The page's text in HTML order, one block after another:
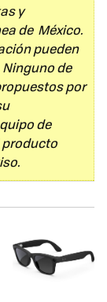
y
de México.
pueden
de
por
de
producto